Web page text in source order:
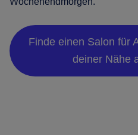
Finde einen Salon für
deiner Nähe